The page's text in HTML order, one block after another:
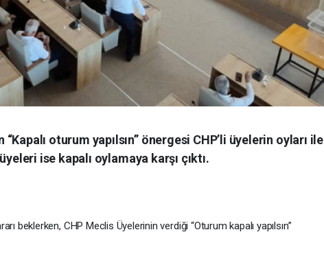
oturum yapılsın” önergesi CHP’li üyelerin oyları ile
ise kapalı oylamaya karşı çıktı.
beklerken, CHP Meclis Üyelerinin verdiği “Oturum kapalı yapılsın”